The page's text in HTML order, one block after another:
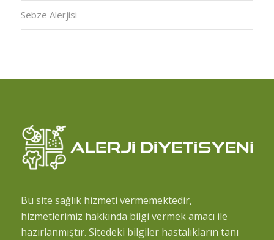
Sebze Alerjisi
Bu site sağlık hizmeti vermemektedir,
hizmetlerimiz hakkında bilgi vermek amacı ile
hazırlanmıştır. Sitedeki bilgiler hastalıkların tanı